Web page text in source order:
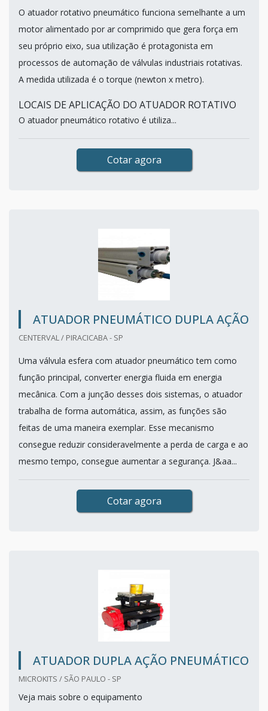
O atuador rotativo pneumático funciona semelhante a um
motor alimentado por ar comprimido que gera força em
seu próprio eixo, sua utilização é protagonista em
processos de automação de válvulas industriais rotativas.
A medida utilizada é o torque (newton x metro).
LOCAIS DE APLICAÇÃO DO ATUADOR ROTATIVO
O atuador pneumático rotativo é utiliza...
Cotar agora
ATUADOR PNEUMÁTICO DUPLA AÇÃO
CENTERVAL / PIRACICABA - SP
Uma válvula esfera com atuador pneumático tem como
função principal, converter energia fluida em energia
mecânica. Com a junção desses dois sistemas, o atuador
trabalha de forma automática, assim, as funções são
feitas de uma maneira exemplar. Esse mecanismo
consegue reduzir consideravelmente a perda de carga e ao
mesmo tempo, consegue aumentar a segurança. J&aa...
Cotar agora
ATUADOR DUPLA AÇÃO PNEUMÁTICO
MICROKITS / SÃO PAULO - SP
Veja mais sobre o equipamento